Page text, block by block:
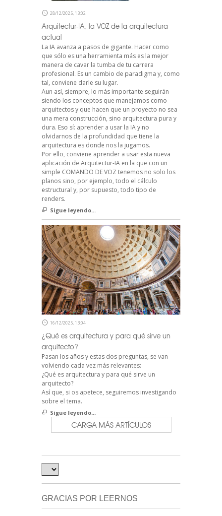
28/12/2025, 13:02
Arquitectur-IA, la VOZ de la arquitectura
actual
La IA avanza a pasos de gigante. Hacer como
que sólo es una herramienta más es la mejor
manera de cavar la tumba de tu carrera
profesional. Es un cambio de paradigma y, como
tal, conviene darle su lugar.
Aun así, siempre, lo más importante seguirán
siendo los conceptos que manejamos como
arquitectos y que hacen que un proyecto no sea
una mera construcción, sino arquitectura pura y
dura. Eso sí: aprender a usar la IA y no
olvidarnos de la profundidad que tiene la
arquitectura es donde nos la jugamos.
Por ello, conviene aprender a usar esta nueva
aplicación de Arquitectur-IA en la que con un
simple COMANDO DE VOZ tenemos no solo los
planos sino, por ejemplo, todo el cálculo
estructural y, por supuesto, todo tipo de
renders.
Sigue leyendo...
16/12/2025, 13:04
¿Qué es arquitectura y para qué sirve un
arquitecto?
Pasan los años y estas dos preguntas, se van
volviendo cada vez más relevantes:
¿Qué es arquitectura y para qué sirve un
arquitecto?
Así que, si os apetece, seguiremos investigando
sobre el tema.
Sigue leyendo...
CARGA MÁS ARTÍCULOS
GRACIAS POR LEERNOS